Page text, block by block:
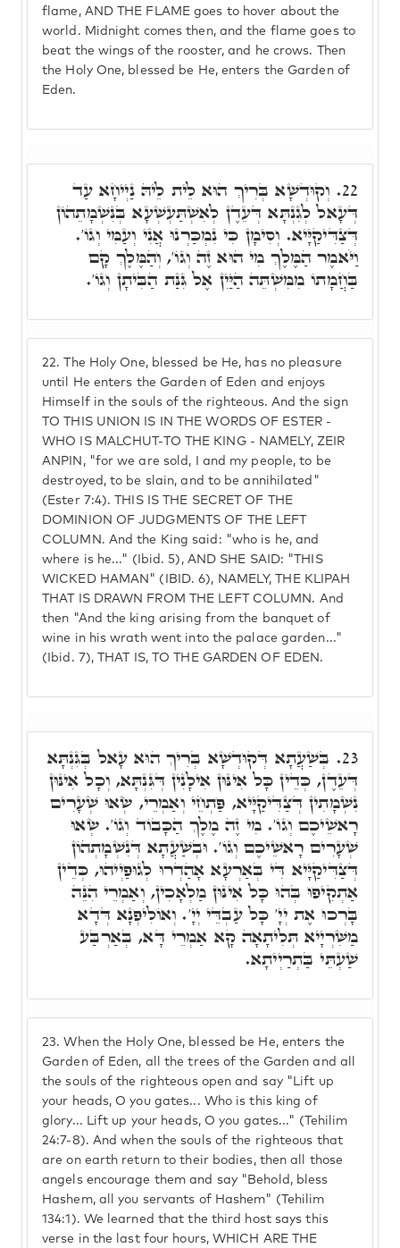
flame, AND THE FLAME goes to hover about the
world. Midnight comes then, and the flame goes to
beat the wings of the rooster, and he crows. Then
the Holy One, blessed be He, enters the Garden of
Eden.
22. The Holy One, blessed be He, has no pleasure
until He enters the Garden of Eden and enjoys
Himself in the souls of the righteous. And the sign
TO THIS UNION IS IN THE WORDS OF ESTER -
WHO IS MALCHUT-TO THE KING - NAMELY, ZEIR
ANPIN, "for we are sold, I and my people, to be
destroyed, to be slain, and to be annihilated"
(Ester 7:4). THIS IS THE SECRET OF THE
DOMINION OF JUDGMENTS OF THE LEFT
COLUMN. And the King said: "who is he, and
where is he..." (Ibid. 5), AND SHE SAID: "THIS
WICKED HAMAN" (IBID. 6), NAMELY, THE KLIPAH
THAT IS DRAWN FROM THE LEFT COLUMN. And
then "And the king arising from the banquet of
wine in his wrath went into the palace garden..."
(Ibid. 7), THAT IS, TO THE GARDEN OF EDEN.
22. וְקוּדְשָׁא בְּרִיךְ הוּא לֵית לֵיהּ נַיְיחָא עַד
דְּעָאל לְגִנְתָּא דְּעֵדֶן לְאִשְׁתַּעְשְׁעָא בְּנִשְׁמָתֵהוֹן
דְּצַדִּיקַיָּיא. וְסִימָן כִּי נִמְכַּרְנוּ אֲנִי וְעַמִּי וְגוֹ'.
וַיֹּאמֶר הַמֶּלֶךְ מִי הוּא זֶה וְגוֹ', וְהַמֶּלֶךְ קָם
בַּחֲמָתוֹ מִמִּשְׁתֵּה הַיַּיִן אֶל גִּנַּת הַבִּיתָן וְגוֹ'.
23. When the Holy One, blessed be He, enters the
Garden of Eden, all the trees of the Garden and all
the souls of the righteous open and say "Lift up
your heads, O you gates... Who is this king of
glory... Lift up your heads, O you gates..." (Tehilim
24:7-8). And when the souls of the righteous that
are on earth return to their bodies, then all those
angels encourage them and say "Behold, bless
Hashem, all you servants of Hashem" (Tehilim
134:1). We learned that the third host says this
verse in the last four hours, WHICH ARE THE
23. בְּשַׁעֲתָא דְּקוּדְשָׁא בְּרִיךְ הוּא עָאל בְּגִּנְתָּא
דְּעֵדֶן, כְּדֵין כָּל אִינּוּן אִילָנִין דְּגִּנְתָּא, וְכָל אִינּוּן
נִשְׁמָתִין דְּצַדִּיקַיָּיא, פַּתְחֵי וְאַמְרֵי, שְׂאוּ שְׁעָרִים
רָאשֵׁיכֶם וְגוֹ'. מִי זֶה מֶלֶךְ הַכָּבוֹד וְגוֹ'. שְׂאוּ
שְׁעָרִים רָאשֵׁיכֶם וְגוֹ'. וּבְשַׁעֲתָא דְּנִשְׁמָתְהוֹן
דְּצַדִּיקַיָּיא דִּי בְּאַרְעָא אָהַדְרוּ לְגוּפַיְיהוּ, כְּדֵין
אַתְקִיפוּ בְּהוּ כָּל אִינּוּן מַלְאָכִין, וְאַמְרֵי הִנֵּה
בָּרְכוּ אֶת יְיָ' כָּל עַבְדֵּי יְיָ'. וְאוֹלִיפְנָא דְּדָא
מַשִּׁרְיָיא תְּלִיתָאָה קָא אַמְרֵי דָּא, בְּאַרְבַּע
שַׁעְתֵּי בַּתְרַיְיתָא.